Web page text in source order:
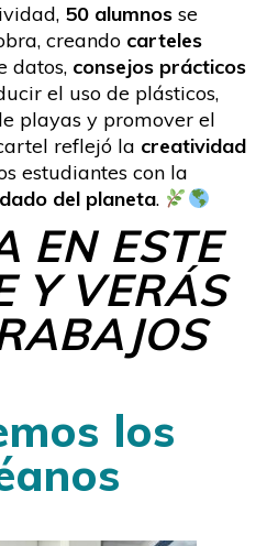
50 alumnos se
creando carteles
datos, consejos prácticos
el uso de plásticos,
playas y promover el
reflejó la creatividad
estudiantes con la
del planeta.
EN ESTE
Y VERÁS
los